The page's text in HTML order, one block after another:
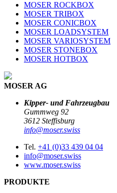
MOSER ROCKBOX
MOSER TRIBOX
MOSER CONICBOX
MOSER LOADSYSTEM
MOSER VARIOSYSTEM
MOSER STONEBOX
MOSER HOTBOX
MOSER AG
Kipper- und Fahrzeugbau
Gummweg 92
3612 Steffisburg
info@moser.swiss
Tel. +41 (0)33 439 04 04
info@moser.swiss
www.moser.swiss
PRODUKTE